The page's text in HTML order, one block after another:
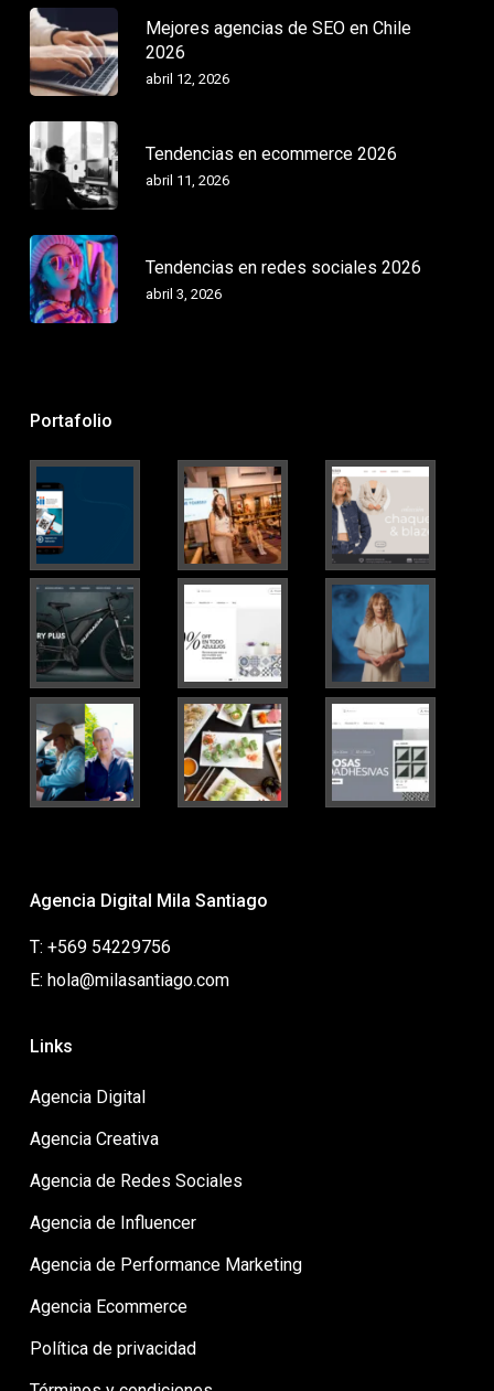
Mejores agencias de SEO en Chile
2026
abril 12, 2026
Tendencias en ecommerce 2026
abril 11, 2026
Tendencias en redes sociales 2026
abril 3, 2026
Portafolio
Agencia Digital Mila Santiago
T: +569 54229756
E: hola@milasantiago.com
Links
Agencia Digital
Agencia Creativa
Agencia de Redes Sociales
Agencia de Influencer
Agencia de Performance Marketing
Agencia Ecommerce
Política de privacidad